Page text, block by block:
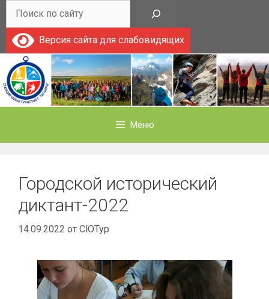
содержимомуВерсия сайта для слабовидящих
Меню
Городской исторический
диктант-2022
14.09.2022 от СЮТур